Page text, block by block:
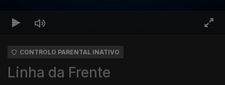
CONTROLO PARENTAL INATIVO
Linha da Frente